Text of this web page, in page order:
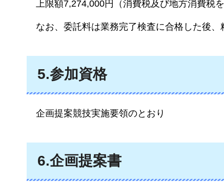
上限額7,274,000円（消費税及び地方消費税を
なお、委託料は業務完了検査に合格した後、
5.参加資格
企画提案競技実施要領のとおり
6.企画提案書